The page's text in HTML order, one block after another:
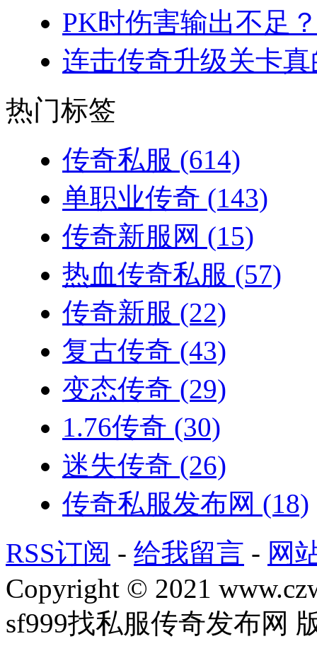
PK时伤害输出不足
连击传奇升级关卡
热门标签
传奇私服 (614)
单职业传奇 (143)
传奇新服网 (15)
热血传奇私服 (57)
传奇新服 (22)
复古传奇 (43)
变态传奇 (29)
1.76传奇 (30)
迷失传奇 (26)
传奇私服发布网 (18)
RSS订阅 - 给我留言 - 网
Copyright © 2021
sf999找私服传奇发布网